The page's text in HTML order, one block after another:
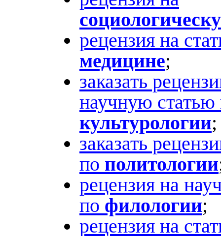
рецензия на
медицине;
заказать
научную статью
культурологии;
заказать
по политологии
рецензия на
по филологии;
рецензия на